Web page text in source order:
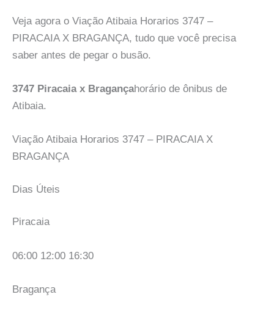
Veja agora o Viação Atibaia Horarios 3747 –
PIRACAIA X BRAGANÇA, tudo que você precisa
saber antes de pegar o busão.
3747 Piracaia x Bragançahorário de ônibus de
Atibaia.
Viação Atibaia Horarios 3747 – PIRACAIA X
BRAGANÇA
Dias Úteis
Piracaia
06:00 12:00 16:30
Bragança